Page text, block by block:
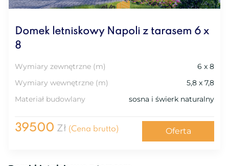
Domek letniskowy Napoli z tarasem 6 x
8
Wymiary zewnętrzne (m)
6 x 8
Wymiary wewnętrzne (m)
5,8 x 7,8
Materiał budowlany
sosna i świerk naturalny
39500 Zł (Cena brutto) Oferta